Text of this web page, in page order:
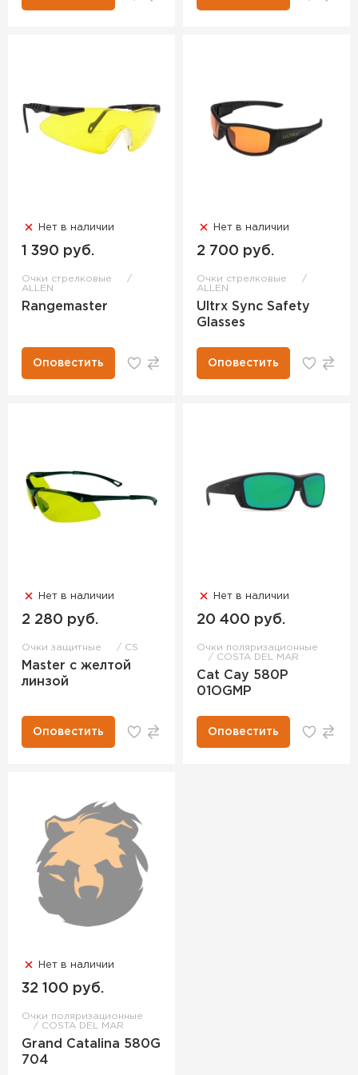
Нет в наличии
1 390 руб.
Очки стрелковые
ALLEN
Rangemaster
Оповестить
Нет в наличии
2 700 руб.
Очки стрелковые
ALLEN
Ultrx Sync Safety
Glasses
Оповестить
Нет в наличии
2 280 руб.
Очки защитные CS
Master с желтой
линзой
Оповестить
Нет в наличии
20 400 руб.
Очки поляризационные
COSTA DEL MAR
Cat Cay 580P
01OGMP
Оповестить
Нет в наличии
32 100 руб.
Очки поляризационные
COSTA DEL MAR
Grand Catalina 580G
704